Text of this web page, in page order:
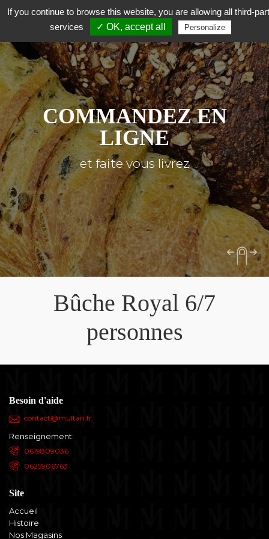
COMMANDEZ EN
LIGNE
et faite vous livrez
Bûche Royal 6/7
personnes
Besoin d'aide
contact@multari.fr
Renseignement:
0619809036
0625906763
Site
Accueil
Histoire
Nos Magasins
If you continue to browse this website, you are allowing all third-
services
✓ OK, accept all Personalize